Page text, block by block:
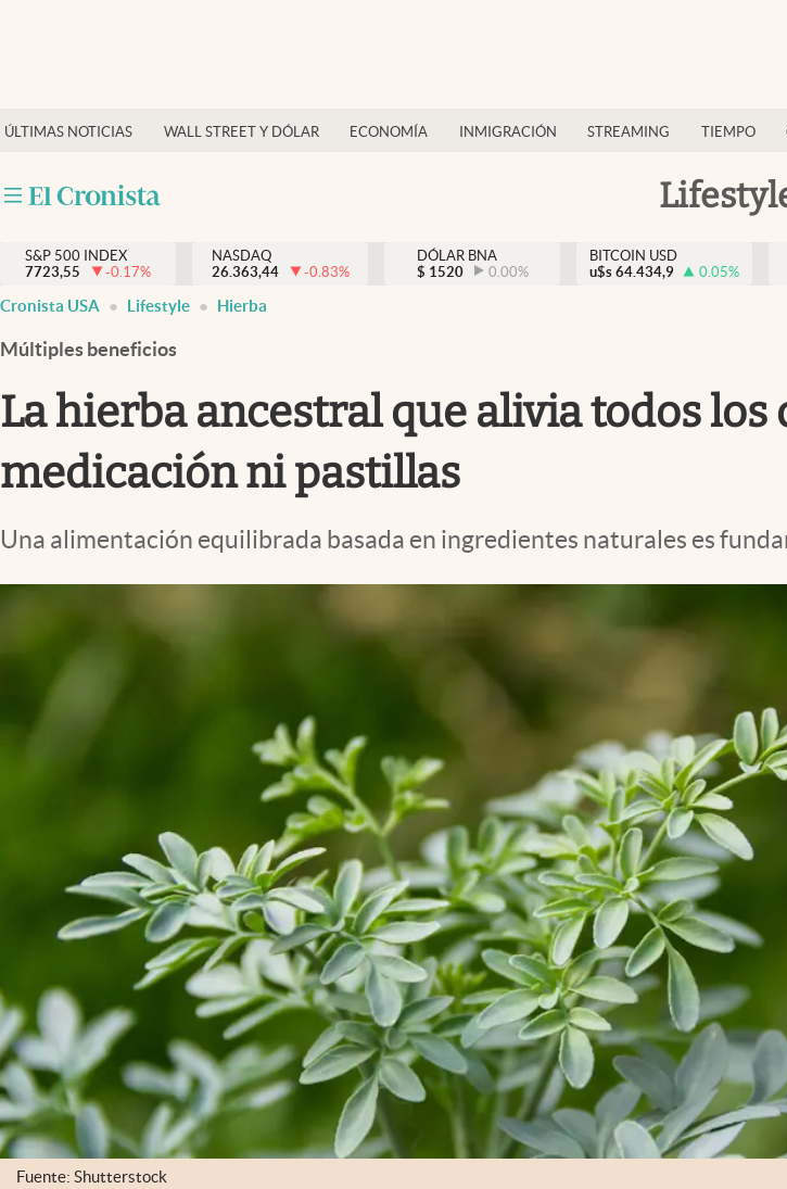
ÚLTIMAS NOTICIAS WALL STREET Y DÓLAR ECONOMÍA INMIGRACIÓN STREAMING TIEMPO
Finanzas y economía
Inmigración
Trending
Streaming
PC y mobile
S&P 500 INDEX
7723,55
-0.17%
NASDAQ
26.363,44
-0.83%
DÓLAR BNA
$ 1520 0.00%
BITCOIN USD
u$s 64.434,9 0.05%
Cronista USA Lifestyle Hierba
Múltiples beneficios
La hierba ancestral que alivia todos
medicación ni pastillas
Una alimentación equilibrada basada en ingredientes naturales es
Fuente: Shutterstock